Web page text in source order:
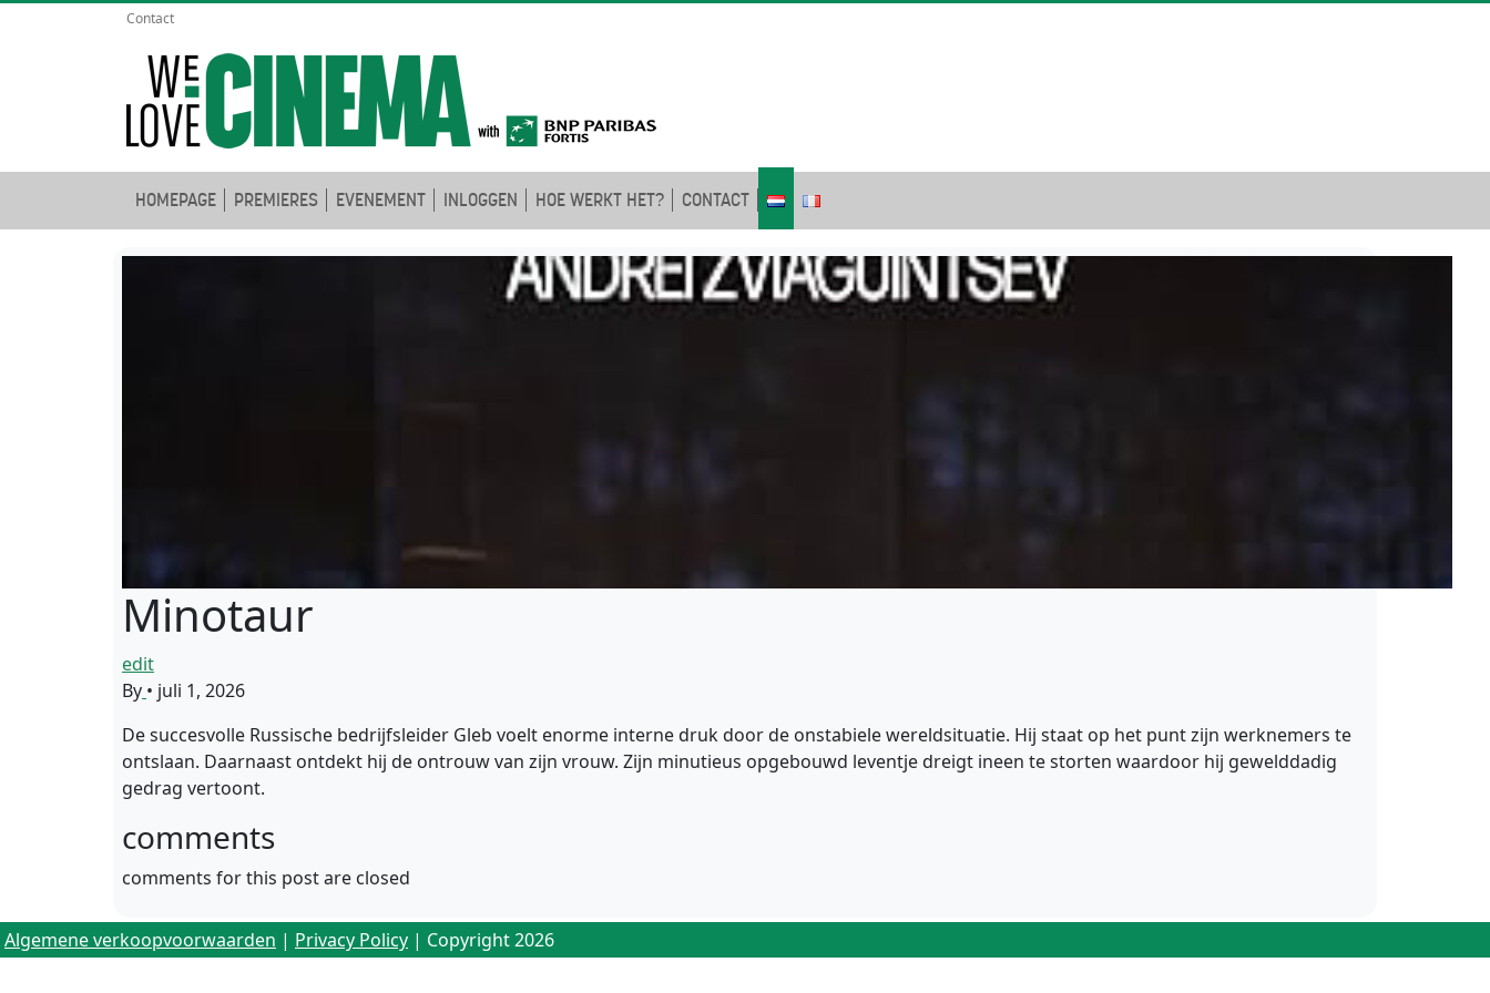
Contact
HOMEPAGE PREMIERES EVENEMENT INLOGGEN HOE WERKT HET? CONTACT
Minotaur
edit
By • juli 1, 2026
De succesvolle Russische bedrijfsleider Gleb voelt enorme interne druk door de onstabiele wereldsituatie. Hij staat op het punt zijn werknemers te
ontslaan. Daarnaast ontdekt hij de ontrouw van zijn vrouw. Zijn minutieus opgebouwd leventje dreigt ineen te storten waardoor hij gewelddadig
gedrag vertoont.
comments
comments for this post are closed
Algemene verkoopvoorwaarden | Privacy Policy | Copyright 2026